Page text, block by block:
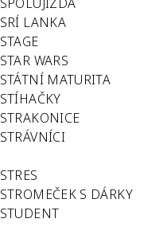
SRÍ LANKA
STAGE
STAR WARS
STÁTNÍ MATURITA
STÍHAČKY
STRAKONICE
STRÁVNÍCI
STRES
STROMEČEK S DÁRKY
STUDENT